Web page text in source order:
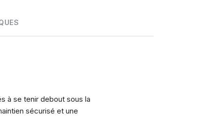
à se tenir debout sous la
sécurisé et une